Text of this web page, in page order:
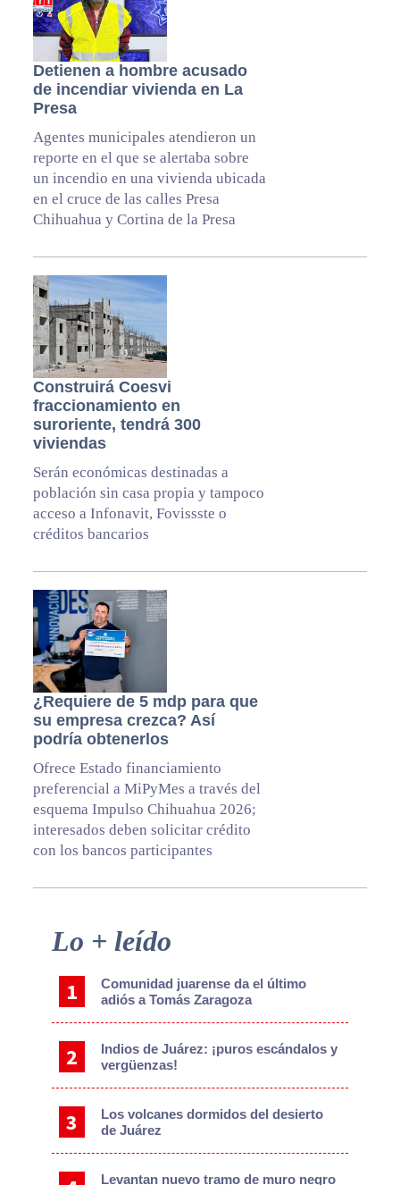
Detienen a hombre acusado
de incendiar vivienda en La
Presa
Agentes municipales atendieron un
reporte en el que se alertaba sobre
un incendio en una vivienda ubicada
en el cruce de las calles Presa
Chihuahua y Cortina de la Presa
Construirá Coesvi
fraccionamiento en
suroriente, tendrá 300
viviendas
Serán económicas destinadas a
población sin casa propia y tampoco
acceso a Infonavit, Fovissste o
créditos bancarios
¿Requiere de 5 mdp para que
su empresa crezca? Así
podría obtenerlos
Ofrece Estado financiamiento
preferencial a MiPyMes a través del
esquema Impulso Chihuahua 2026;
interesados deben solicitar crédito
con los bancos participantes
Primary
Lo + leído
Comunidad juarense da el último
adiós a Tomás Zaragoza
Indios de Juárez: ¡puros escándalos y
vergüenzas!
Los volcanes dormidos del desierto
de Juárez
Levantan nuevo tramo de muro negro